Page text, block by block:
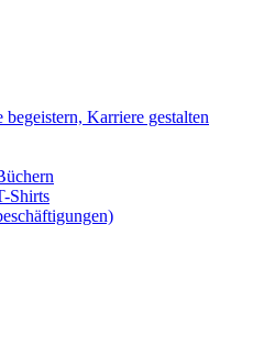
Karriere gestalten
Shirts